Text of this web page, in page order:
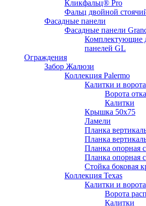
Кликфальц® Pro
Фальц двoйной
Фасадные панели
Фасадные панели
Комплектующие
панелей GL
Ограждения
Забор Жалюзи
Коллекция Palermo
Калитки и ворота
Ворота
Калитки
Крышка 50х75
Ламели
Планка
Планка
Планка опорная
Планка опорная
Стойка боковая
Коллекция Texas
Калитки и ворота
Ворота
Калитки